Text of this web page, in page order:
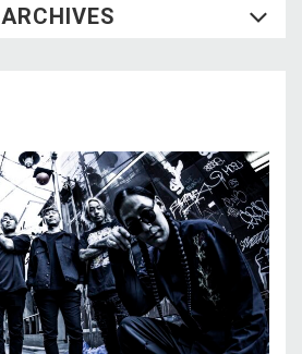
ARCHIVES